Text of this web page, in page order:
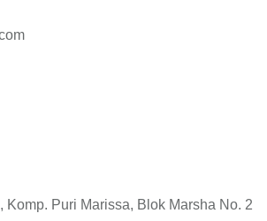
Komp. Puri Marissa, Blok Marsha No. 2